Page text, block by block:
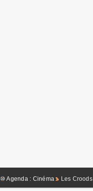
⑩ Agenda : Cinéma Les Croods